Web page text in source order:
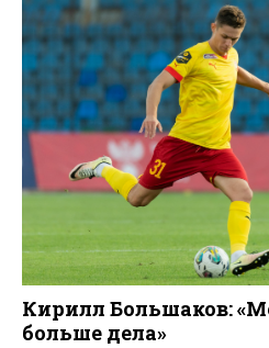
Кирилл Большаков:
больше дела»